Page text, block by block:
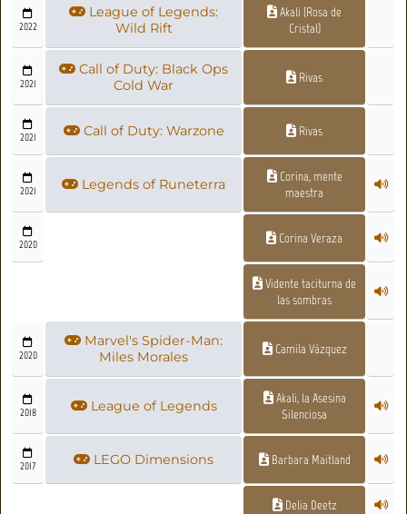
2022
League of Legends:
Wild Rift
Akali (Rosa de
Cristal)
2021
Call of Duty: Black Ops
Cold War
Rivas
2021 Call of Duty: Warzone Rivas
2021 Legends of Runeterra
Corina, mente
maestra
2020 Corina Veraza
Vidente taciturna de
las sombras
2020
Marvel's Spider-Man:
Miles Morales
Camila Vázquez
2018 League of Legends
Akali, la Asesina
Silenciosa
2017 LEGO Dimensions Barbara Maitland
Delia Deetz